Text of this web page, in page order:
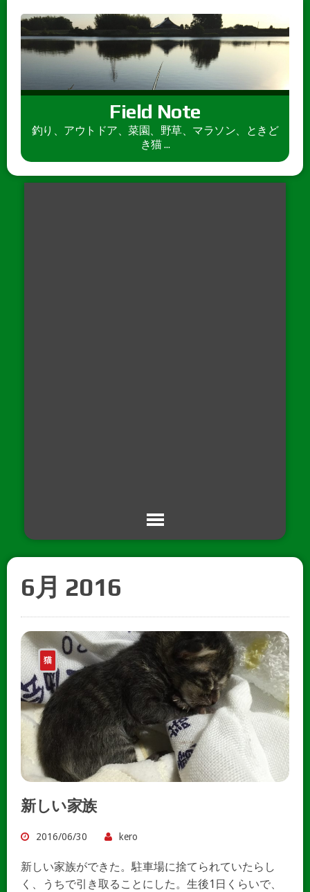
Field Note
釣り、アウトドア、菜園、野草、マラソン、ときど
き猫 ...
6月 2016
猫
新しい家族
2016/06/30 kero
新しい家族ができた。駐車場に捨てられていたらし
く、うちで引き取ることにした。生後1日くらいで、